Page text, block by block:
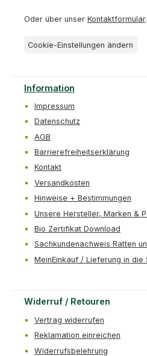
Oder über unser Kontaktformular.
Cookie-Einstellungen ändern
Information
Impressum
Datenschutz
AGB
Barrierefreiheitserklärung
Kontakt
Versandkosten
Hinweise + Bestimmungen
Unsere Hersteller, Marken &
Bio Zertifikat Download
Sachkundenachweis Ratten
MeinEinkauf / Lieferung in die
Widerruf / Retouren
Vertrag widerrufen
Reklamation einreichen
Widerrufsbelehrung